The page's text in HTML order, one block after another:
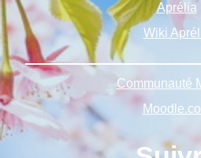
Aprélia
Wiki
Communauté